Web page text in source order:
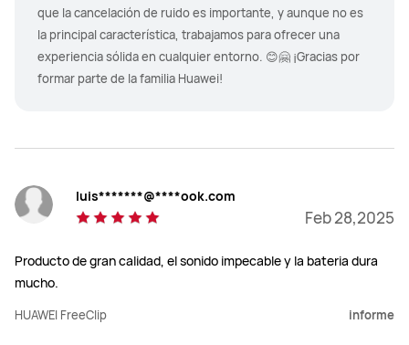
que la cancelación de ruido es importante, y aunque no es
la principal característica, trabajamos para ofrecer una
experiencia sólida en cualquier entorno. 😊🤗 ¡Gracias por
formar parte de la familia Huawei!
luis*******@****ook.com
Feb 28,2025
Producto de gran calidad, el sonido impecable y la bateria dura
mucho.
HUAWEI FreeClip informe